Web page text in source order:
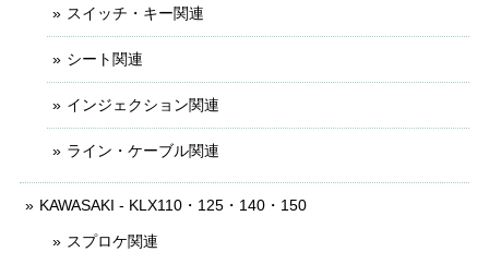
スイッチ・キー関連
シート関連
インジェクション関連
ライン・ケーブル関連
KAWASAKI - KLX110・125・140・150
スプロケ関連